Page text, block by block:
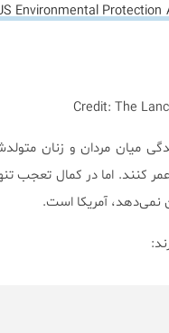
Environmental Protection
Credit: The
عمر کنند. اما در کمال تعجب
آمریکا است.